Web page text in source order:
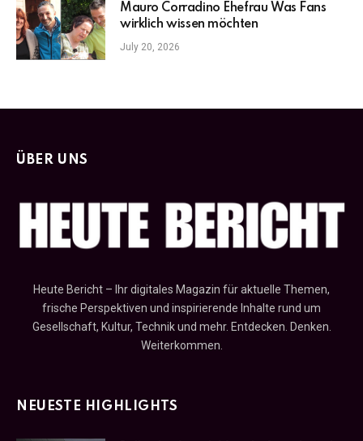
Mauro Corradino Ehefrau Was Fans
wirklich wissen möchten
July 20, 2026
ÜBER UNS
Heute Bericht – Ihr digitales Magazin für aktuelle Themen,
frische Perspektiven und inspirierende Inhalte rund um
Gesellschaft, Kultur, Technik und mehr. Entdecken. Denken.
Weiterkommen.
NEUESTE HIGHLIGHTS